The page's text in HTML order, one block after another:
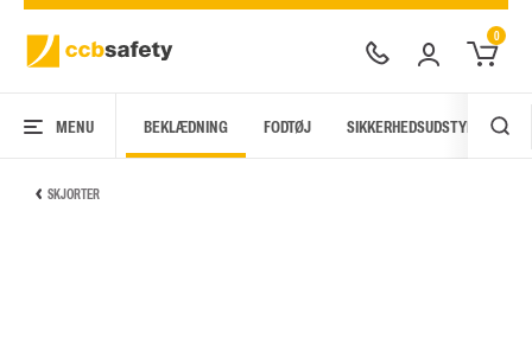
0
MENU BEKLÆDNING FODTØJ SIKKERHEDSUDSTYR
SKJORTER